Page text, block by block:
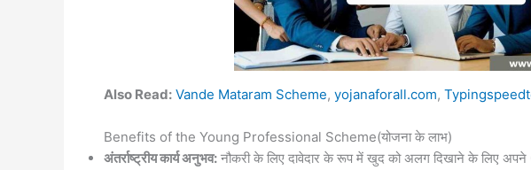
Also Read: Vande Mataram Scheme, yojanaforall.com,
Benefits of the Young Professional Scheme(योजना के लाभ)
अंतर्राष्ट्रीयकार्यअनुभव: नौकरी के लिए दावेदार के रूप में खुद को अलग दिखाने के लिए अपने